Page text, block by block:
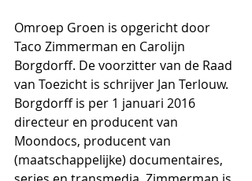
Omroep Groen is opgericht door
Taco Zimmerman en Carolijn
Borgdorff. De voorzitter van de Raad
van Toezicht is schrijver Jan Terlouw.
Borgdorff is per 1 januari 2016
directeur en producent van
Moondocs, producent van
(maatschappelijke) documentaires,